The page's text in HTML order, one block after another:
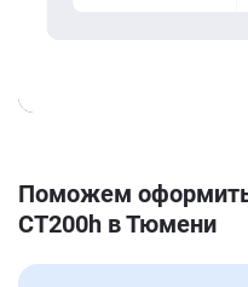
Поможем
CT200h в Тюмени